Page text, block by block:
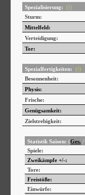
Spezialisierung: (ℹ)
Sturm:
Mittelfeld:
Verteidigung:
Tor:
Spezialfertigkeiten: (ℹ)
Besonnenheit:
Physis:
Frische:
Genügsamkeit:
Zielstrebigkeit:
Statistik Saison: (Ges. /
Spiele:
Zweikämpfe +/-:
Tore:
Freistöße:
Einwürfe: